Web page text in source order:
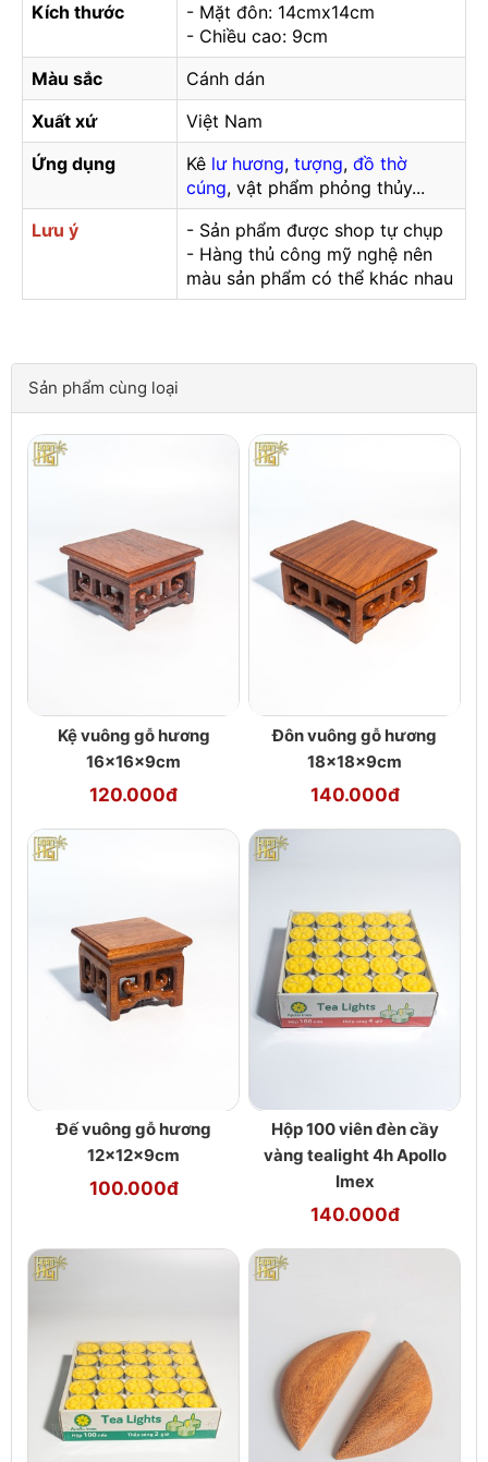
Kích thước
- Mặt đôn: 14cmx14cm
- Chiều cao: 9cm
Màu sắc
Cánh dán
Xuất xứ
Việt Nam
Ứng dụng
Kê lư hương, tượng, đồ thờ
cúng, vật phẩm phỏng thủy...
Lưu ý
- Sản phẩm được shop tự chụp
- Hàng thủ công mỹ nghệ nên
màu sản phẩm có thể khác nhau
Sản phẩm cùng loại
Kệ vuông gỗ hương
16x16x9cm
120.000đ
Đôn vuông gỗ hương
18x18x9cm
140.000đ
Đế vuông gỗ hương
12x12x9cm
100.000đ
Hộp 100 viên đèn cầy
vàng tealight 4h Apollo
Imex
140.000đ